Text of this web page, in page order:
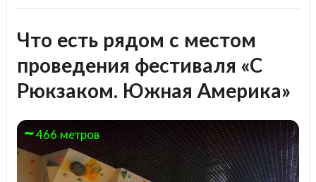
Что есть рядом с местом
проведения фестиваля «С
Рюкзаком. Южная Америка»
466 метров